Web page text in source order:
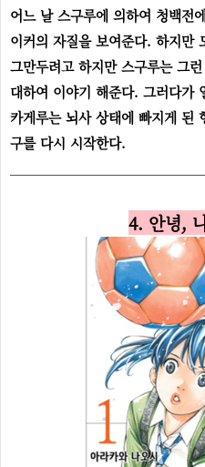
어느 날 스구루에 의하여 청백전
이커의 자질을 보여준다. 하지만
그만두려고 하지만 스구루는 그
대하여 이야기 해준다. 그러다가
카게루는 뇌사 상태에 빠지게 된
구를 다시 시작한다.
4. 안녕,